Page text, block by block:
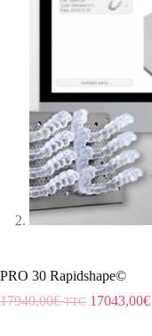
PRO 30 Rapidshape©
17940,00€ TTC 17043,00€